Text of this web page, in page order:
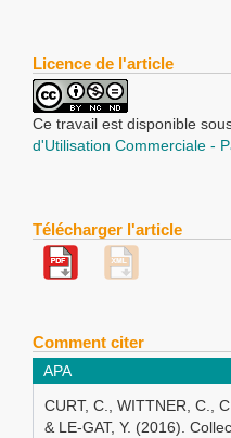
Licence de l'article
Ce travail est disponible
d'Utilisation Commerciale -
Télécharger l'article
Comment citer
APA
CURT, C., WITTNER, C.,
& LE-GAT, Y. (2016).